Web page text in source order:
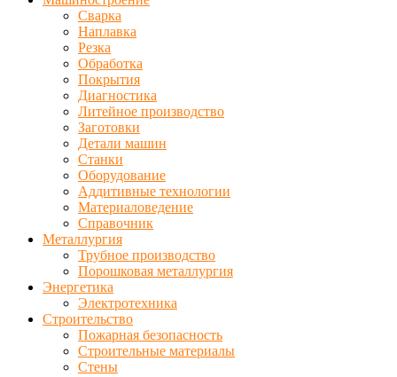
Сварка
Наплавка
Резка
Обработка
Покрытия
Диагностика
Литейное производство
Заготовки
Детали машин
Станки
Оборудование
Аддитивные технологии
Материаловедение
Справочник
Металлургия
Трубное производство
Порошковая металлургия
Энергетика
Электротехника
Строительство
Пожарная безопасность
Строительные материалы
Стены